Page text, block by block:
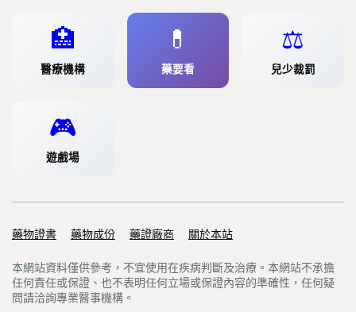
🏥
醫療機構
💊
藥要看
⚖️
兒少裁罰
🎮
遊戲場
Support links
藥物證書 藥物成份 藥證廠商 關於本站
本網站資料僅供參考，不宜使用在疾病判斷及治療。本網站不承擔
任何責任或保證、也不表明任何立場或保證內容的準確性，任何疑
問請洽詢專業醫事機構。